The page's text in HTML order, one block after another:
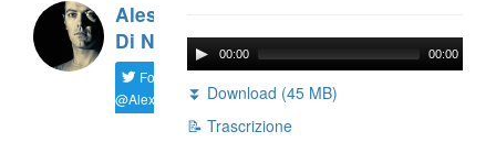
Alessandro
Di Noia
Follow
@AlexD75
00:00 00:00
⏬ Download (45 MB)
📝 Trascrizione